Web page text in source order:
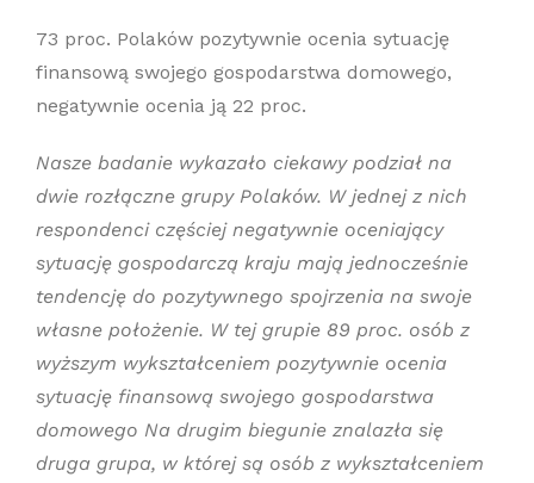
73 proc. Polaków pozytywnie ocenia sytuację
finansową swojego gospodarstwa domowego,
negatywnie ocenia ją 22 proc.
Nasze badanie wykazało ciekawy podział na
dwie rozłączne grupy Polaków. W jednej z nich
respondenci częściej negatywnie oceniający
sytuację gospodarczą kraju mają jednocześnie
tendencję do pozytywnego spojrzenia na swoje
własne położenie. W tej grupie 89 proc. osób z
wyższym wykształceniem pozytywnie ocenia
sytuację finansową swojego gospodarstwa
domowego Na drugim biegunie znalazła się
druga grupa, w której są osób z wykształceniem